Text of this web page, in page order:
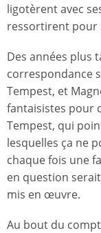
ligotèrent avec
ressortirent pour
Des années plus
correspondance
Tempest, et
fantaisistes pour
Tempest, qui
lesquelles ça ne
chaque fois une
en question
mis en œuvre.
Au bout du